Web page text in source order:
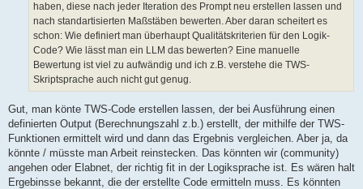
haben, diese nach jeder Iteration des Prompt neu erstellen lassen und
nach standartisierten Maßstäben bewerten. Aber daran scheitert es
schon: Wie definiert man überhaupt Qualitätskriterien für den Logik-
Code? Wie lässt man ein LLM das bewerten? Eine manuelle
Bewertung ist viel zu aufwändig und ich z.B. verstehe die TWS-
Skriptsprache auch nicht gut genug.
Gut, man könte TWS-Code erstellen lassen, der bei Ausführung einen
definierten Output (Berechnungszahl z.b.) erstellt, der mithilfe der TWS-
Funktionen ermittelt wird und dann das Ergebnis vergleichen. Aber ja, da
könnte / müsste man Arbeit reinstecken. Das könnten wir (community)
angehen oder Elabnet, der richtig fit in der Logiksprache ist. Es wären halt
Ergebinsse bekannt, die der erstellte Code ermitteln muss. Es könnten